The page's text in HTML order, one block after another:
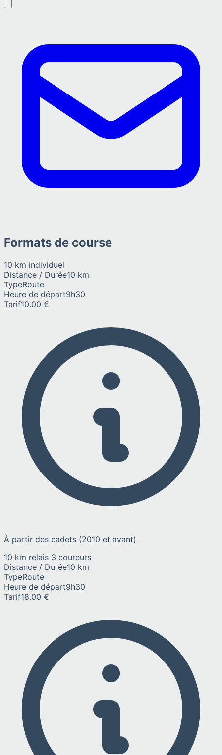
Formats de course
10 km individuel
Distance / Durée10 km
TypeRoute
Heure de départ9h30
Tarif10.00 €
À partir des cadets (2010 et avant)
10 km relais 3 coureurs
Distance / Durée10 km
TypeRoute
Heure de départ9h30
Tarif18.00 €